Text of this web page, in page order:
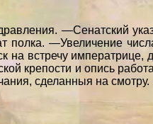
—Сенатский
—Увеличение
встречу императрице,
крепости и опись
сделанныя на